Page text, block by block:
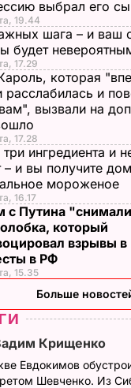
выбрал его
19.44
шага – и ваш
будет
17.29
которая
расслабилась и
вызвали на
17.28
три ингредиента и
– и вы получите
мороженое
16.17
с Путина
который
взрывы
в РФ
15.35
Больше
Крищенко
Евдокимов
Шевченко. Из